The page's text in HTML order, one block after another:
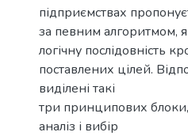
підприємствах
за певним алгоритмом,
логічну послідовність
поставлених цілей.
виділені такі
три принципових блоки,
аналіз і вибір